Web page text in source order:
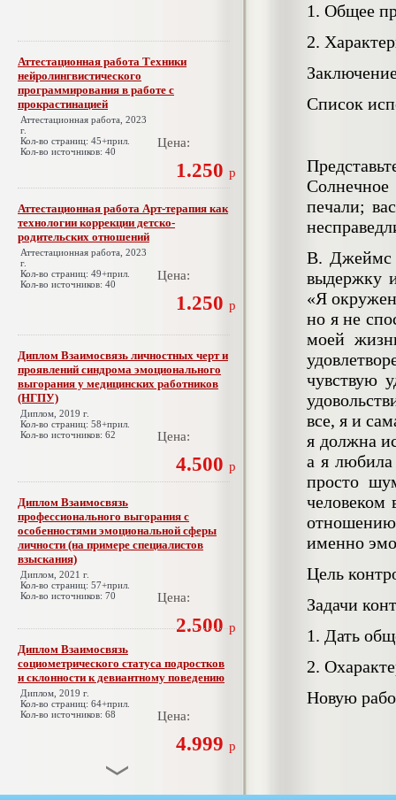
Аттестационная работа Техники
нейролингвистического
программирования в работе с
прокрастинацией
Аттестационная работа, 2023
г.
Кол-во страниц: 45+прил.
Кол-во источников: 40
Цена:
1.250 р
Аттестационная работа Арт-терапия как
технологии коррекции детско-
родительских отношений
Аттестационная работа, 2023
г.
Кол-во страниц: 49+прил.
Кол-во источников: 40
Цена:
1.250 р
Диплом Взаимосвязь личностных черт и
проявлений синдрома эмоционального
выгорания у медицинских работников
(НГПУ)
Диплом, 2019 г.
Кол-во страниц: 58+прил.
Кол-во источников: 62
Цена:
4.500 р
Диплом Взаимосвязь
профессионального выгорания с
особенностями эмоциональной сферы
личности (на примере специалистов
взыскания)
Диплом, 2021 г.
Кол-во страниц: 57+прил.
Кол-во источников: 70
Цена:
2.500 р
Диплом Взаимосвязь
социометрического статуса подростков
и склонности к девиантному поведению
Диплом, 2019 г.
Кол-во страниц: 64+прил.
Кол-во источников: 68
Цена:
4.999 р
Диплом Взаимосвязь эмпатии и
1. Общее
2.
Список
Солнечное
печали;
В. Джеймс
выдержку
«Я
но я не
моей
чувствую
все, я и
я должна
а я
просто
человеком
именно
Цель
Задачи
1. Дать
2.
Новую